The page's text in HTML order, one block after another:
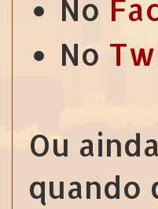
No
No
Ou
quando